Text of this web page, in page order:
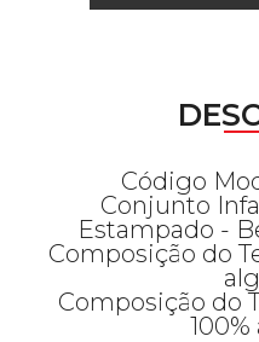
Código
Conjunto
Estampado -
Composição do
Composição do